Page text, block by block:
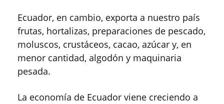
Ecuador, en cambio, exporta a nuestro país
frutas, hortalizas, preparaciones de pescado,
moluscos, crustáceos, cacao, azúcar y, en
menor cantidad, algodón y maquinaria
pesada.
La economía de Ecuador viene creciendo a